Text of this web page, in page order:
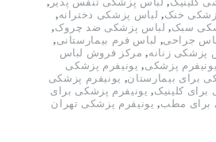
خنک, لباس پزشکی دخترانه,
سبک, لباس پزشکی ضد چروک,
جراحی, لباس فرم بیمارستانی,
پزشکی زنانه, مرکز فروش لباس
یونیفرم پزشکی, یونیفرم پزشکی
برای بیمارستان, یونیفرم پزشکی
برای کلینیک, یونیفرم پزشکی برای
برای مطب, یونیفرم پزشکی تهران